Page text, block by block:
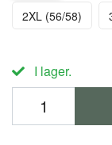
2XL (56/58)
I lager.